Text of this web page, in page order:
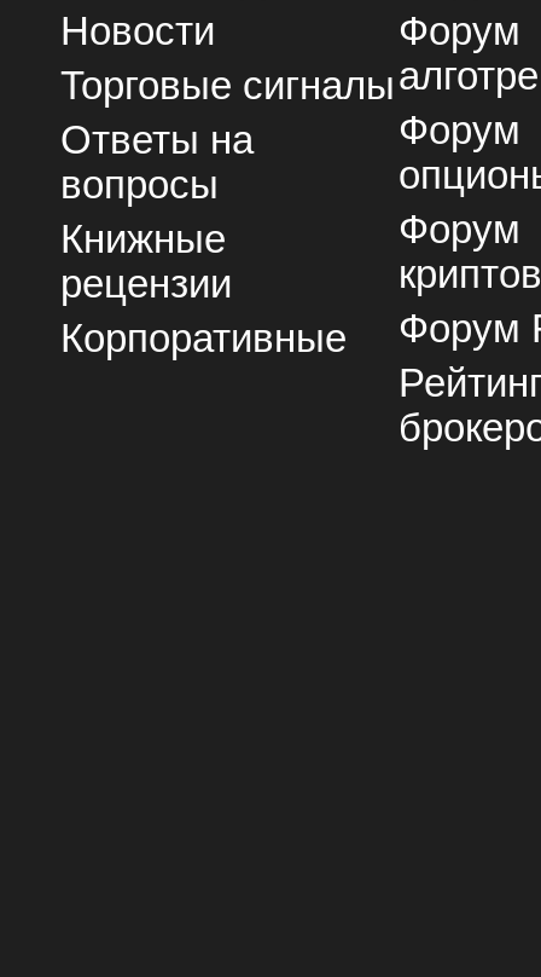
Новости
Торговые сигналы
Ответы на
вопросы
Книжные
рецензии
Корпоративные
Форум
Форум
Форум
Форум